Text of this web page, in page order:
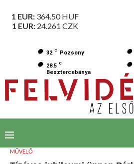
1 EUR: 364.50HUF
1 EUR: 24.261 CZK
32 C Pozsony
28.5 C
Besztercebánya
MŰVELŐ